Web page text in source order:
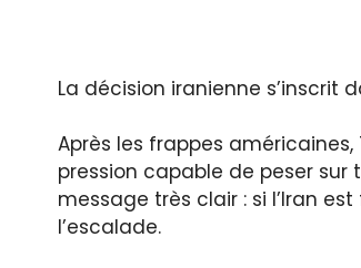
La décision iranienne s’inscrit
Après les frappes
pression capable de peser sur
message très clair : si l’Iran
l’escalade.